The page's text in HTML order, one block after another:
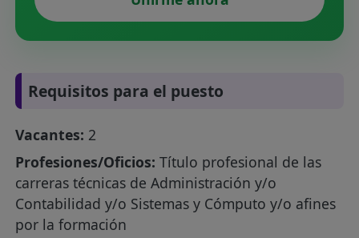
Requisitos para el puesto
Vacantes: 2
Profesiones/Oficios: Título profesional de las
carreras técnicas de Administración y/o
Contabilidad y/o Sistemas y Cómputo y/o afines
por la formación